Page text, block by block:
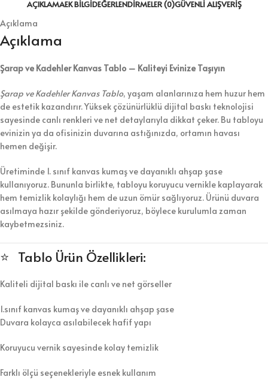
AÇIKLAMAEK BILGIDEĞERLENDIRMELER (0)GÜVENLI ALIŞVERIŞ
Açıklama
Açıklama
Şarap ve Kadehler Kanvas Tablo – Kaliteyi Evinize Taşıyın
Şarap ve Kadehler Kanvas Tablo, yaşam alanlarınıza hem huzur hem
de estetik kazandırır. Yüksek çözünürlüklü dijital baskı teknolojisi
sayesinde canlı renkleri ve net detaylarıyla dikkat çeker. Bu tabloyu
evinizin ya da ofisinizin duvarına astığınızda, ortamın havası
hemen değişir.
Üretiminde 1. sınıf kanvas kumaş ve dayanıklı ahşap şase
kullanıyoruz. Bununla birlikte, tabloyu koruyucu vernikle kaplayarak
hem temizlik kolaylığı hem de uzun ömür sağlıyoruz. Ürünü duvara
asılmaya hazır şekilde gönderiyoruz, böylece kurulumla zaman
kaybetmezsiniz.
⭐ Tablo Ürün Özellikleri:
Kaliteli dijital baskı ile canlı ve net görseller
1.sınıf kanvas kumaş ve dayanıklı ahşap şase
Duvara kolayca asılabilecek hafif yapı
Koruyucu vernik sayesinde kolay temizlik
Farklı ölçü seçenekleriyle esnek kullanım